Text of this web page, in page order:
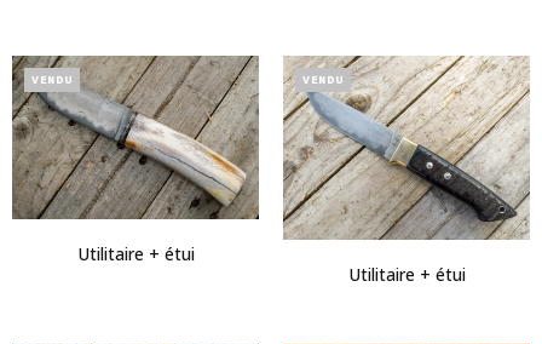
VENDU
Utilitaire + étui
VENDU
Utilitaire + étui